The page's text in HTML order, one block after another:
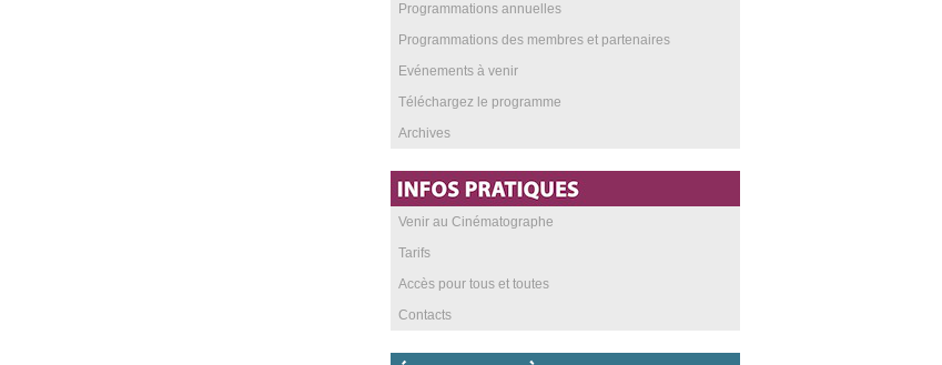
Programmations annuelles
Programmations des membres et partenaires
Evénements à venir
Téléchargez le programme
Archives
Venir au Cinématographe
Tarifs
Accès pour tous et toutes
Contacts